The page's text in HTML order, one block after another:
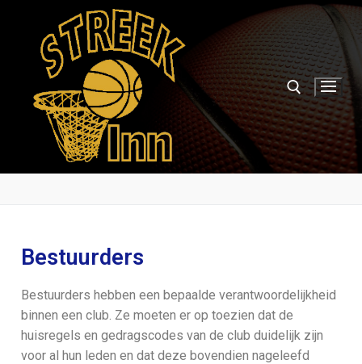
Bestuurders
Bestuurders hebben een bepaalde verantwoordelijkheid
binnen een club. Ze moeten er op toezien dat de
huisregels en gedragscodes van de club duidelijk zijn
voor al hun leden en dat deze bovendien nageleefd